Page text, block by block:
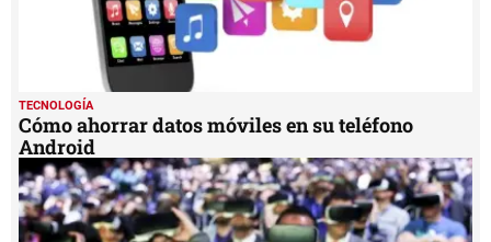
TECNOLOGÍA
Cómo ahorrar datos móviles en su teléfono
Android